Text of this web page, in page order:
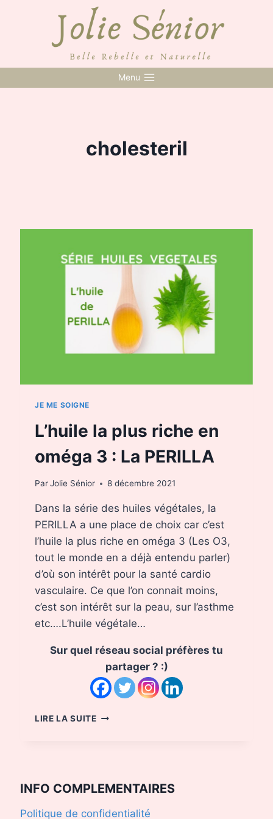
Menu
cholesteril
JE ME SOIGNE
L’huile la plus riche en
oméga 3 : La PERILLA
ParJolie Sénior 8 décembre 2021
Dans la série des huiles végétales, la
PERILLA a une place de choix car c’est
l’huile la plus riche en oméga 3 (Les O3,
tout le monde en a déjà entendu parler)
d’où son intérêt pour la santé cardio
vasculaire. Ce que l’on connait moins,
c’est son intérêt sur la peau, sur l’asthme
etc….L’huile végétale…
Sur quel réseau social préfères tu
partager ? :)
LIRE LA SUITEL’HUILE
3
INFO COMPLEMENTAIRES
Politique de confidentialité